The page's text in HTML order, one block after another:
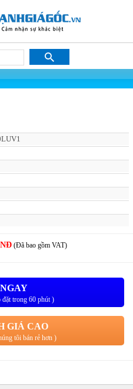
(Đã bao gồm VAT)
trong 60 phút )
GIÁ CAO
tôi bán rẻ hơn )